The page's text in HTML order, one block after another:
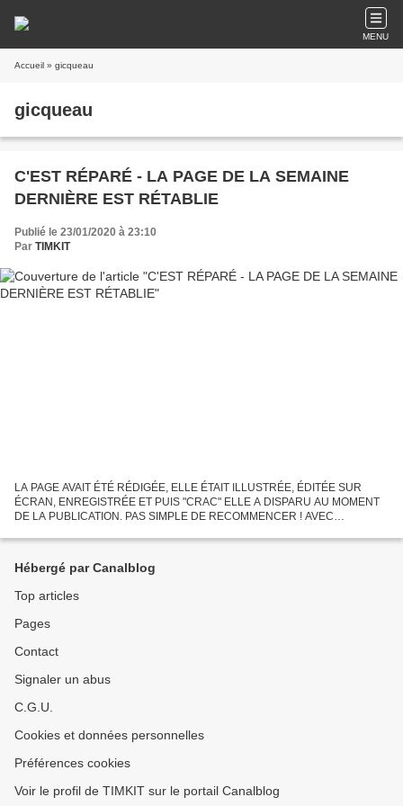
MENU
Accueil » gicqueau
gicqueau
C'EST RÉPARÉ - LA PAGE DE LA SEMAINE
DERNIÈRE EST RÉTABLIE
Publié le 23/01/2020 à 23:10
Par TIMKIT
LA PAGE AVAIT ÉTÉ RÉDIGÉE, ELLE ÉTAIT ILLUSTRÉE, ÉDITÉE SUR
ÉCRAN, ENREGISTRÉE ET PUIS "CRAC" ELLE A DISPARU AU MOMENT
DE LA PUBLICATION. PAS SIMPLE DE RECOMMENCER ! AVEC
NOUVEAU AVEC QUELQUES INFOS SUPPLÉMENTAIRES....
Hébergé par Canalblog
Top articles
Pages
Contact
Signaler un abus
C.G.U.
Cookies et données personnelles
Préférences cookies
Voir le profil de TIMKIT sur le portail Canalblog